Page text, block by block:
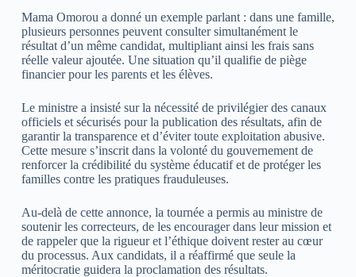
Mama Omorou a donné un exemple parlant : dans une famille,
plusieurs personnes peuvent consulter simultanément le
résultat d’un même candidat, multipliant ainsi les frais sans
réelle valeur ajoutée. Une situation qu’il qualifie de piège
financier pour les parents et les élèves.
Le ministre a insisté sur la nécessité de privilégier des canaux
officiels et sécurisés pour la publication des résultats, afin de
garantir la transparence et d’éviter toute exploitation abusive.
Cette mesure s’inscrit dans la volonté du gouvernement de
renforcer la crédibilité du système éducatif et de protéger les
familles contre les pratiques frauduleuses.
Au-delà de cette annonce, la tournée a permis au ministre de
soutenir les correcteurs, de les encourager dans leur mission et
de rappeler que la rigueur et l’éthique doivent rester au cœur
du processus. Aux candidats, il a réaffirmé que seule la
méritocratie guidera la proclamation des résultats.